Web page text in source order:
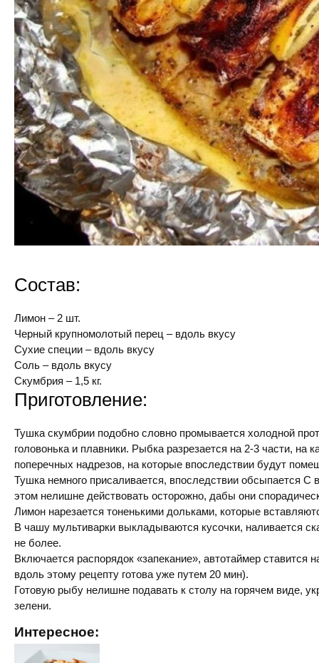
Состав:
Лимон – 2 шт.
Черный крупномолотый перец – вдоль вкусу
Сухие специи – вдоль вкусу
Соль – вдоль вкусу
Скумбрия – 1,5 кг.
Приготовление:
Тушка скумбрии подобно словно промывается холодной
головонька и плавники. Рыбка разрезается на 2-3 части, на
поперечных надрезов, на которые впоследствии будут
Тушка немного присаливается, впоследствии обсыпается С
этом нелишне действовать осторожно, дабы они
Лимон нарезается тоненькими дольками, которые
В чашу мультиварки выкладываются кусочки, наливается
не более.
Включается распорядок «запекание», автотаймер ставится
вдоль этому рецепту готова уже путем 20 мин).
Готовую рыбу нелишне подавать к столу на горячем виде,
зелени.
Интересное: